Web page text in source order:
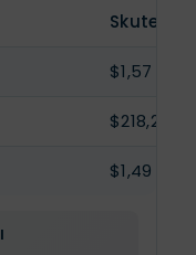
$1,57 mld.
$218,2 mil.
$1,49